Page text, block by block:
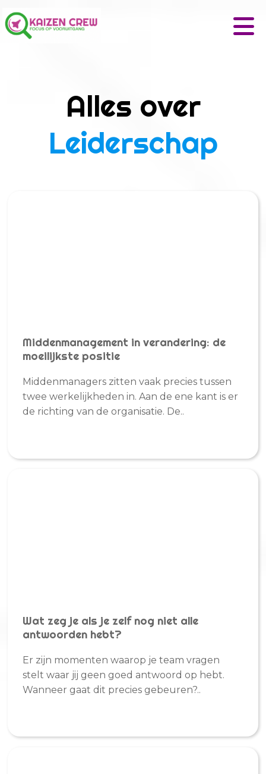
Alles over
Leiderschap
Middenmanagement in verandering: de
moeilijkste positie
Middenmanagers zitten vaak precies tussen
twee werkelijkheden in. Aan de ene kant is er
de richting van de organisatie. De..
Wat zeg je als je zelf nog niet alle
antwoorden hebt?
Er zijn momenten waarop je team vragen
stelt waar jij geen goed antwoord op hebt.
Wanneer gaat dit precies gebeuren?..